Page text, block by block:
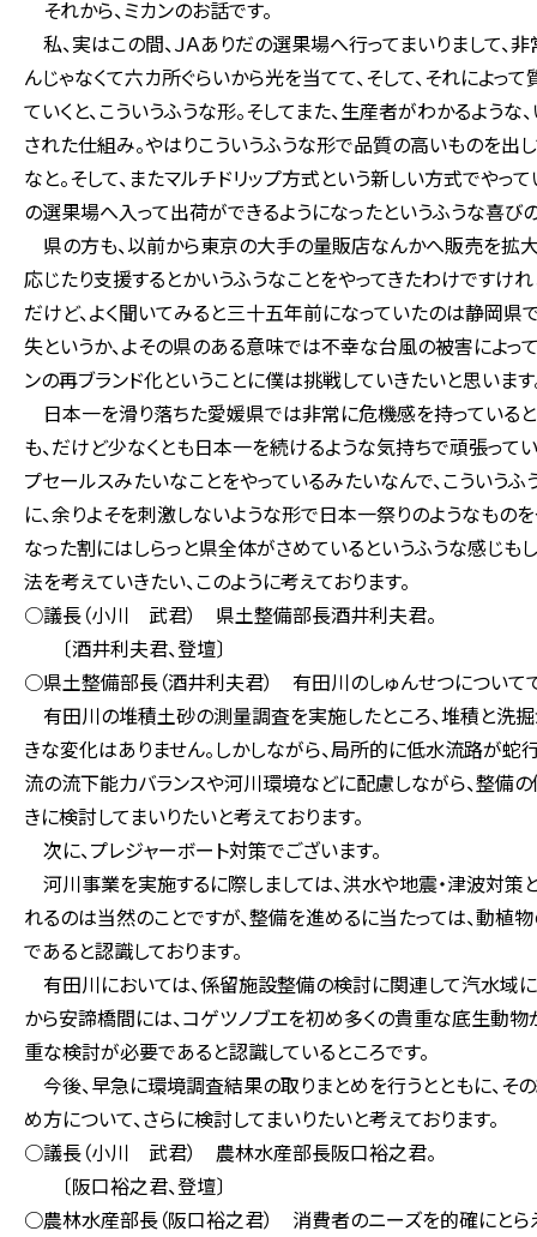
それから、ミカンのお話です。
私、実はこの間、ＪＡありだの選果場へ行ってまいりまして
んじゃなくて六カ所ぐらいから光を当てて、そして、それによ
ていくと、こういうふうな形。そしてまた、生産者がわかるよう
された仕組み。やはりこういうふうな形で品質の高いものを
なと。そして、またマルチドリップ方式という新しい方式でや
の選果場へ入って出荷ができるようになったというふうな喜び
県の方も、以前から東京の大手の量販店なんかへ販売を拡大
応じたり支援するとかいうふうなことをやってきたわけですけ
だけど、よく聞いてみると三十五年前になっていたのは静岡
失というか、よその県のある意味では不幸な台風の被害によっ
ンの再ブランド化ということに僕は挑戦していきたいと思います
日本一を滑り落ちた愛媛県では非常に危機感を持っている
も、だけど少なくとも日本一を続けるような気持ちで頑張って
プセールスみたいなことをやっているみたいなんで、こういう
に、余りよそを刺激しないような形で日本一祭りのようなもの
なった割にはしらっと県全体がさめているというふうな感じも
法を考えていきたい、このように考えております。
○議長（小川 武君） 県土整備部長酒井利夫君。
〔酒井利夫君、登壇〕
○県土整備部長（酒井利夫君） 有田川のしゅんせつについて
有田川の堆積土砂の測量調査を実施したところ、堆積と洗
きな変化はありません。しかしながら、局所的に低水流路が蛇
流の流下能力バランスや河川環境などに配慮しながら、整備
きに検討してまいりたいと考えております。
次に、プレジャーボート対策でございます。
河川事業を実施するに際しましては、洪水や地震・津波対
れるのは当然のことですが、整備を進めるに当たっては、動
であると認識しております。
有田川においては、係留施設整備の検討に関連して汽水域
から安諦橋間には、コゲツノブエを初め多くの貴重な底生動
重な検討が必要であると認識しているところです。
今後、早急に環境調査結果の取りまとめを行うとともに、
め方について、さらに検討してまいりたいと考えております。
○議長（小川 武君） 農林水産部長阪口裕之君。
〔阪口裕之君、登壇〕
○農林水産部長（阪口裕之君） 消費者のニーズを的確にとら